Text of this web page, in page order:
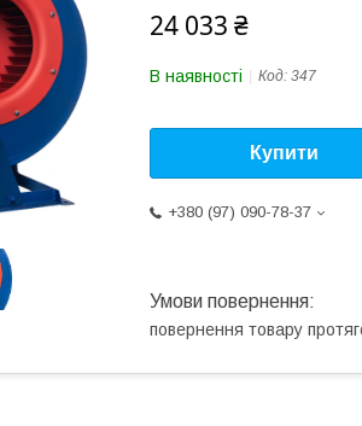
24 033 ₴
В наявності Код: 347
Купити
+380 (97) 090-78-37
повернення товару